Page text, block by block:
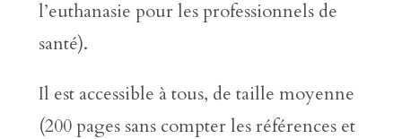
l’euthanasie pour les professionnels de
santé).
Il est accessible à tous, de taille moyenne
(200 pages sans compter les références et